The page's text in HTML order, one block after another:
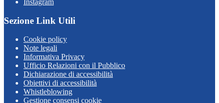
Instagram
Sezione Link Utili
Cookie policy
Note legali
Informativa Privacy
Ufficio Relazioni con il Pubblico
Dichiarazione di accessibilità
Obiettivi di accessibilità
Whistleblowing
Gestione consensi cookie